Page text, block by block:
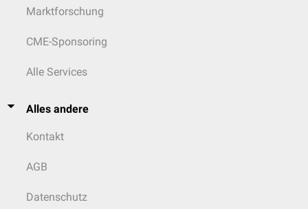
Marktforschung
CME-Sponsoring
Alle Services
Alles andere
Kontakt
AGB
Datenschutz